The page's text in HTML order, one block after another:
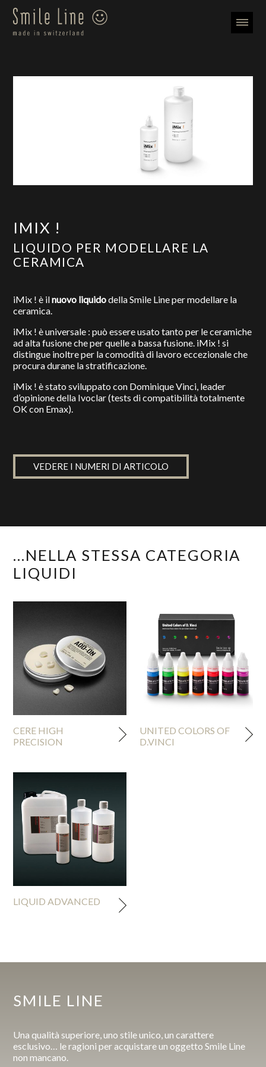
IMIX !
LIQUIDO PER MODELLARE LA
CERAMICA
iMix ! è ilnuovo liquidodella Smile Line per modellare la
ceramica.
iMix ! è universale : può essere usato tanto per le ceramiche
ad alta fusione che per quelle a bassa fusione. iMix ! si
distingue inoltre per la comodità di lavoro eccezionale che
procura durane la stratificazione.
iMix ! è stato sviluppato con Dominique Vinci, leader
d’opinione della Ivoclar (tests di compatibilità totalmente
OK con Emax).
VEDERE I NUMERI DI ARTICOLO
...NELLA STESSA CATEGORIA
LIQUIDI
CERE HIGH
PRECISION
UNITED COLORS OF
D.VINCI
LIQUID ADVANCED
SMILE LINE
Una qualità superiore, uno stile unico, un carattere
esclusivo… le ragioni per acquistare un oggetto Smile Line
non mancano.